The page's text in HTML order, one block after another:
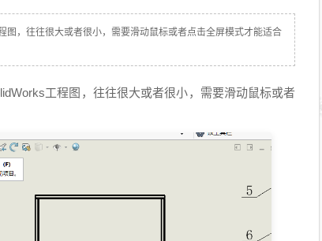
，往往很大或者很小，需要滑动鼠标或者点击全屏模式才能适合
工程图，往往很大或者很小，需要滑动鼠标或者